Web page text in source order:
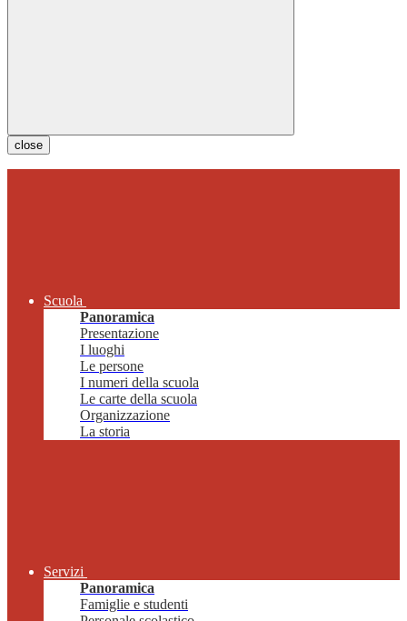
close
Scuola
Panoramica
Presentazione
I luoghi
Le persone
I numeri della scuola
Le carte della scuola
Organizzazione
La storia
Servizi
Panoramica
Famiglie e studenti